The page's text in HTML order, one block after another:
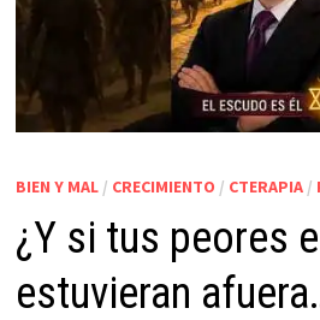
BIEN Y MAL/ CRECIMIENTO / CTERAPIA/
¿Y si tus peores
estuvieran